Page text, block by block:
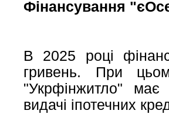
Фінансування
В 2025 році
гривень. При
"Укрфінжитло" має
видачі іпотечних